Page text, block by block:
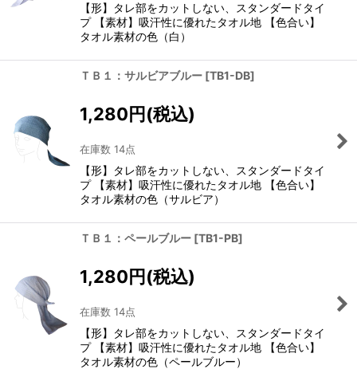
【形】タレ部をカットしない、スタンダードタイ
プ 【素材】吸汗性に優れたタオル地 【色合い】
タオル素材の色（白）
ＴＢ１：サルビアブルー [TB1-DB]
1,280円(税込)
在庫数 14点
【形】タレ部をカットしない、スタンダードタイ
プ 【素材】吸汗性に優れたタオル地 【色合い】
タオル素材の色（サルビア）
ＴＢ１：ペールブルー [TB1-PB]
1,280円(税込)
在庫数 14点
【形】タレ部をカットしない、スタンダードタイ
プ 【素材】吸汗性に優れたタオル地 【色合い】
タオル素材の色（ペールブルー）